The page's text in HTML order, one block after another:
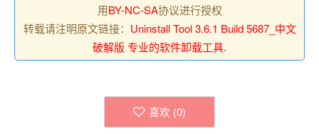
用BY-NC-SA协议进行授权
转载请注明原文链接： Uninstall Tool 3.6.1 Build 5687_中文
破解版 专业的软件卸载工具.
喜欢 (0)